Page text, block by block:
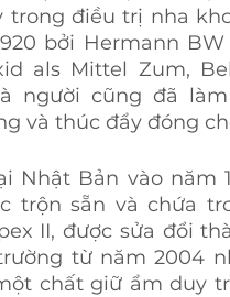
điều trị nha
bởi Hermann
als Mittel Zum,
người cũng đã
và thúc đẩy đóng
Nhật Bản vào năm
trộn sẵn và chứa
II, được sửa đổi
từ năm 2004
chất giữ ẩm duy